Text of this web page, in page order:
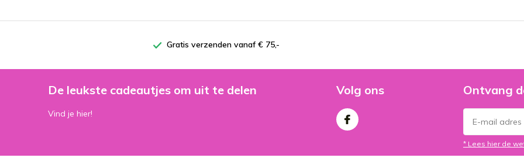
Gratis verzenden vanaf € 75,-
De leukste cadeautjes om uit te delen
Vind je hier!
Volg ons Ontvang
* Lees hier de